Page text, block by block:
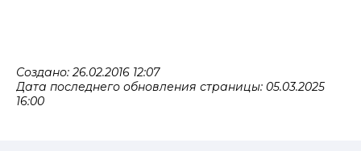
Создано: 26.02.2016 12:07
Дата последнего обновления страницы: 05.03.2025
16:00